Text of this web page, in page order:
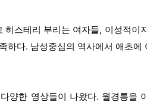
히스테리 부리는 여자들, 이성적
하다. 남성중심의 역사에서 애초
양한 영상들이 나왔다. 월경통을